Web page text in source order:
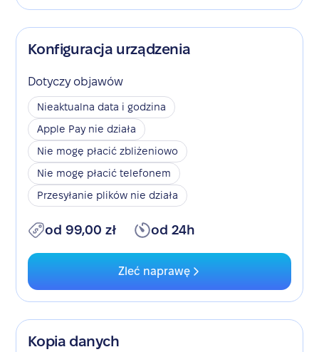
Konfiguracja urządzenia
Dotyczy objawów
Nieaktualna data i godzina
Apple Pay nie działa
Nie mogę płacić zbliżeniowo
Nie mogę płacić telefonem
Przesyłanie plików nie działa
od 99,00 zł od 24h
Zleć naprawę
Kopia danych